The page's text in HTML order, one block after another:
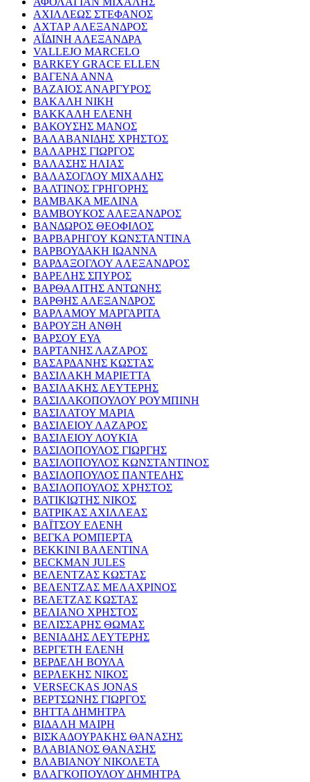
ΑΧΙΛΛΕΩΣ ΣΤΕΦΑΝΟΣ
ΑΧΤΑΡ ΑΛΕΞΑΝΔΡΟΣ
ΑΪΔΙΝΗ ΑΛΕΞΑΝΔΡΑ
VALLEJO MARCELO
BARKEY GRACE ELLEN
ΒΑΓΕΝΑ ΑΝΝΑ
ΒΑΖΑΙΟΣ ΑΝΑΡΓΥΡΟΣ
ΒΑΚΑΛΗ ΝΙΚΗ
ΒΑΚΚΑΛΗ ΕΛΕΝΗ
ΒΑΚΟΥΣΗΣ ΜΑΝΟΣ
ΒΑΛΑΒΑΝΙΔΗΣ ΧΡΗΣΤΟΣ
ΒΑΛΑΡΗΣ ΓΙΩΡΓΟΣ
ΒΑΛΑΣΗΣ ΗΛΙΑΣ
ΒΑΛΑΣΟΓΛΟΥ ΜΙΧΑΛΗΣ
ΒΑΛΤΙΝΟΣ ΓΡΗΓΟΡΗΣ
ΒΑΜΒΑΚΑ ΜΕΛΙΝΑ
ΒΑΜΒΟΥΚΟΣ ΑΛΕΞΑΝΔΡΟΣ
ΒΑΝΔΩΡΟΣ ΘΕΟΦΙΛΟΣ
ΒΑΡΒΑΡΗΓΟΥ ΚΩΝΣΤΑΝΤΙΝΑ
ΒΑΡΒΟΥΔΑΚΗ ΙΩΑΝΝΑ
ΒΑΡΔΑΞΟΓΛΟΥ ΑΛΕΞΑΝΔΡΟΣ
ΒΑΡΕΛΗΣ ΣΠΥΡΟΣ
ΒΑΡΘΑΛΙΤΗΣ ΑΝΤΩΝΗΣ
ΒΑΡΘΗΣ ΑΛΕΞΑΝΔΡΟΣ
ΒΑΡΛΑΜΟΥ ΜΑΡΓΑΡΙΤΑ
ΒΑΡΟΥΞΗ ΑΝΘΗ
ΒΑΡΣΟΥ ΕΥΑ
ΒΑΡΤΑΝΗΣ ΛΑΖΑΡΟΣ
ΒΑΣΑΡΔΑΝΗΣ ΚΩΣΤΑΣ
ΒΑΣΙΛΑΚΗ ΜΑΡΙΕΤΤΑ
ΒΑΣΙΛΑΚΗΣ ΛΕΥΤΕΡΗΣ
ΒΑΣΙΛΑΚΟΠΟΥΛΟΥ ΡΟΥΜΠΙΝΗ
ΒΑΣΙΛΑΤΟΥ ΜΑΡΙΑ
ΒΑΣΙΛΕΙΟΥ ΛΑΖΑΡΟΣ
ΒΑΣΙΛΕΙΟΥ ΛΟΥΚΙΑ
ΒΑΣΙΛΟΠΟΥΛΟΣ ΓΙΩΡΓΗΣ
ΒΑΣΙΛΟΠΟΥΛΟΣ ΚΩΝΣΤΑΝΤΙΝΟΣ
ΒΑΣΙΛΟΠΟΥΛΟΣ ΠΑΝΤΕΛΗΣ
ΒΑΣΙΛΟΠΟΥΛΟΣ ΧΡΗΣΤΟΣ
ΒΑΤΙΚΙΩΤΗΣ ΝΙΚΟΣ
ΒΑΤΡΙΚΑΣ ΑΧΙΛΛΕΑΣ
ΒΑΪΤΣΟΥ ΕΛΕΝΗ
ΒΕΓΚΑ ΡΟΜΠΕΡΤΑ
ΒΕΚΚΙΝΙ ΒΑΛΕΝΤΙΝΑ
BECKMAN JULES
ΒΕΛΕΝΤΖΑΣ ΚΩΣΤΑΣ
ΒΕΛΕΝΤΖΑΣ ΜΕΛΑΧΡΙΝΟΣ
ΒΕΛΕΤΖΑΣ ΚΩΣΤΑΣ
ΒΕΛΙΑΝΟ ΧΡΗΣΤΟΣ
ΒΕΛΙΣΣΑΡΗΣ ΘΩΜΑΣ
ΒΕΝΙΑΔΗΣ ΛΕΥΤΕΡΗΣ
ΒΕΡΓΕΤΗ ΕΛΕΝΗ
ΒΕΡΔΕΛΗ ΒΟΥΛΑ
ΒΕΡΛΕΚΗΣ ΝΙΚΟΣ
VERSECKAS JONAS
ΒΕΡΤΣΩΝΗΣ ΓΙΩΡΓΟΣ
ΒΗΤΤΑ ΔΗΜΗΤΡΑ
ΒΙΔΑΛΗ ΜΑΙΡΗ
ΒΙΣΚΑΔΟΥΡΑΚΗΣ ΘΑΝΑΣΗΣ
ΒΛΑΒΙΑΝΟΣ ΘΑΝΑΣΗΣ
ΒΛΑΒΙΑΝΟΥ ΝΙΚΟΛΕΤΑ
ΒΛΑΓΚΟΠΟΥΛΟΥ ΔΗΜΗΤΡΑ